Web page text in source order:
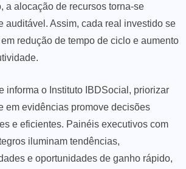
a alocação de recursos torna-se
auditável. Assim, cada real investido se
redução de tempo de ciclo e aumento
informa o Instituto IBDSocial, priorizar
em evidências promove decisões
e eficientes. Painéis executivos com
iluminam tendências,
e oportunidades de ganho rápido,